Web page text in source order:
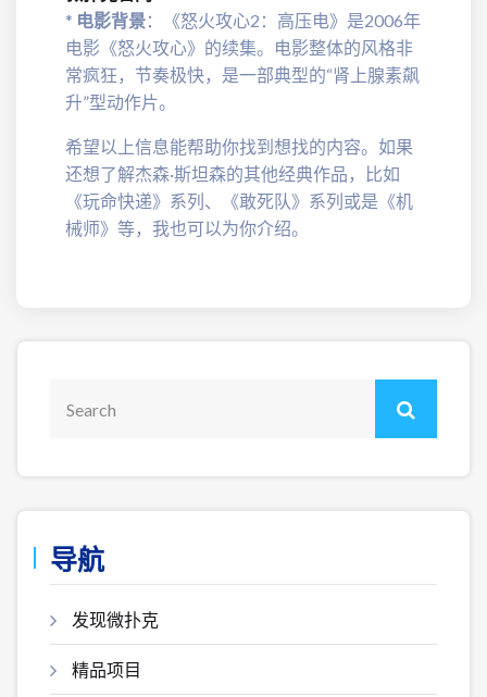
* 电影背景：《怒火攻心2：高压电》是2006年
电影《怒火攻心》的续集。电影整体的风格非
常疯狂，节奏极快，是一部典型的“肾上腺素飙
升”型动作片。
希望以上信息能帮助你找到想找的内容。如果
还想了解杰森·斯坦森的其他经典作品，比如
《玩命快递》系列、《敢死队》系列或是《机
械师》等，我也可以为你介绍。
导航
发现微扑克
精品项目